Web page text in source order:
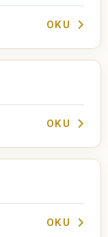
OKU
OKU
OKU